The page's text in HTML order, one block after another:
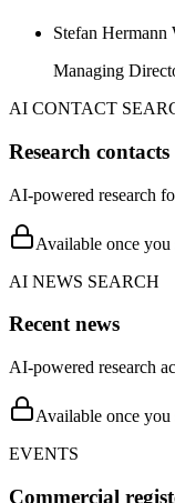
Stefan
Managing
AI CONTACT
Research contacts
AI-powered research
Available once you
AI NEWS SEARCH
Recent news
AI-powered research
Available once you
EVENTS
Commercial